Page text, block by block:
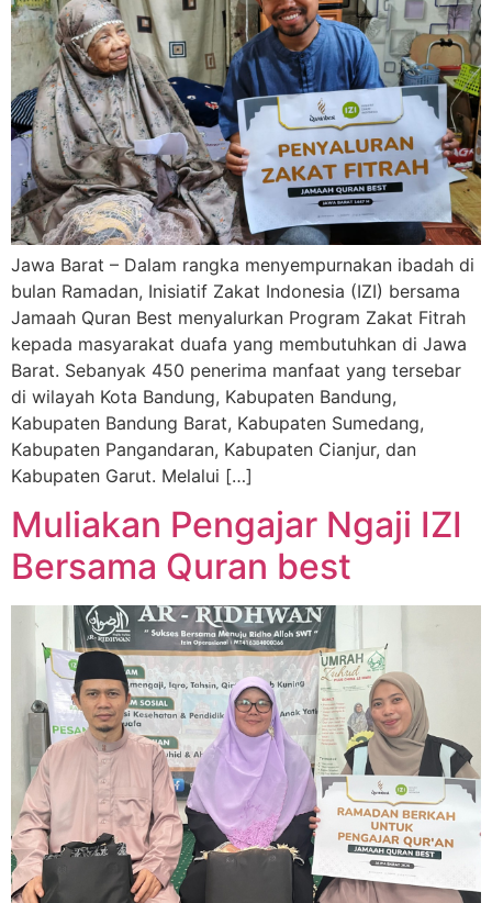
Jawa Barat – Dalam rangka menyempurnakan ibadah di
bulan Ramadan, Inisiatif Zakat Indonesia (IZI) bersama
Jamaah Quran Best menyalurkan Program Zakat Fitrah
kepada masyarakat duafa yang membutuhkan di Jawa
Barat. Sebanyak 450 penerima manfaat yang tersebar
di wilayah Kota Bandung, Kabupaten Bandung,
Kabupaten Bandung Barat, Kabupaten Sumedang,
Kabupaten Pangandaran, Kabupaten Cianjur, dan
Kabupaten Garut. Melalui […]
Muliakan Pengajar Ngaji IZI
Bersama Quran best